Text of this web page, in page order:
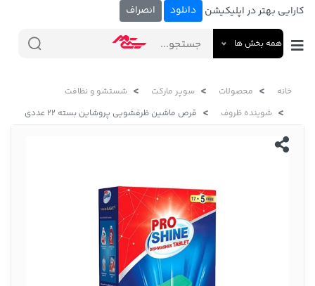
کارایی بهتر در اپلیکیشن دانلود انصراف
همه بخش ها
خانه محصولات سوپر مارکت
شستشو و نظافت
شوینده ظروف
قرص ماشین ظرفشویی پروشاین بسته 22 عددی